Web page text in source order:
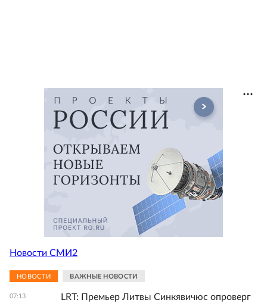
Новости СМИ2
НОВОСТИ ВАЖНЫЕ НОВОСТИ
07:13
LRT: Премьер Литвы Синкявичюс опроверг